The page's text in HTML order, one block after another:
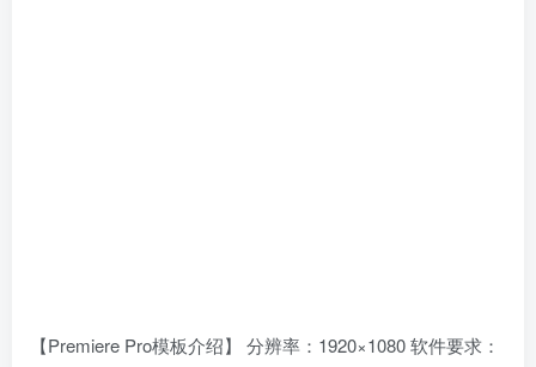
【Premiere Pro模板介绍】 分辨率：1920×1080 软件要求：